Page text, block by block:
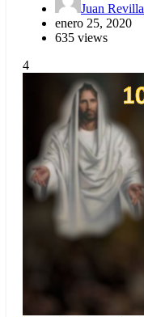
Juan Revilla
enero 25, 2020
635 views
4